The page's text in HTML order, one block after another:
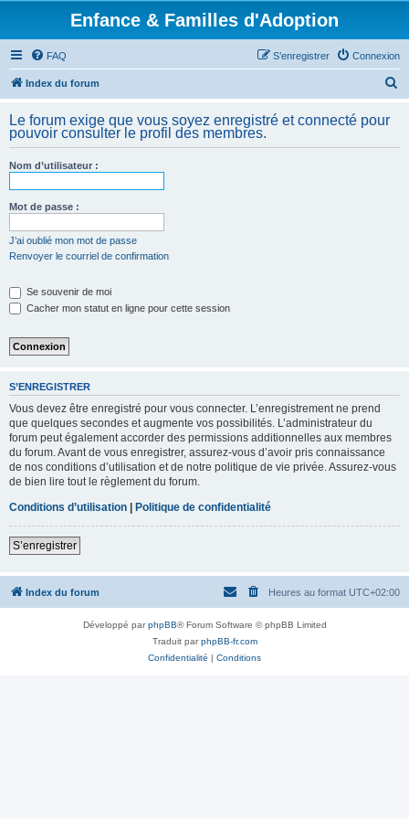
Enfance & Familles d'Adoption
FAQ Connexion
S’enregistrer
Index du forum
h
Le forum exige que vous soyez enregistré et connecté pour
pouvoir consulter le profil des membres.
Nom d’utilisateur :
Mot de passe :
J’ai oublié mon mot de passe
Renvoyer le courriel de confirmation
Se souvenir de moi
Cacher mon statut en ligne pour cette session
S’ENREGISTRER
Vous devez être enregistré pour vous connecter. L’enregistrement ne prend
que quelques secondes et augmente vos possibilités. L’administrateur du
forum peut également accorder des permissions additionnelles aux membres
du forum. Avant de vous enregistrer, assurez-vous d’avoir pris connaissance
de nos conditions d’utilisation et de notre politique de vie privée. Assurez-vous
de bien lire tout le règlement du forum.
Conditions d’utilisation | Politique de confidentialité
S’enregistrer
Index du forum Heures au format UTC+02:00
Développé parphpBB® Forum Software © phpBB Limited
Traduit parphpBB-fr.com
Confidentialité | Conditions